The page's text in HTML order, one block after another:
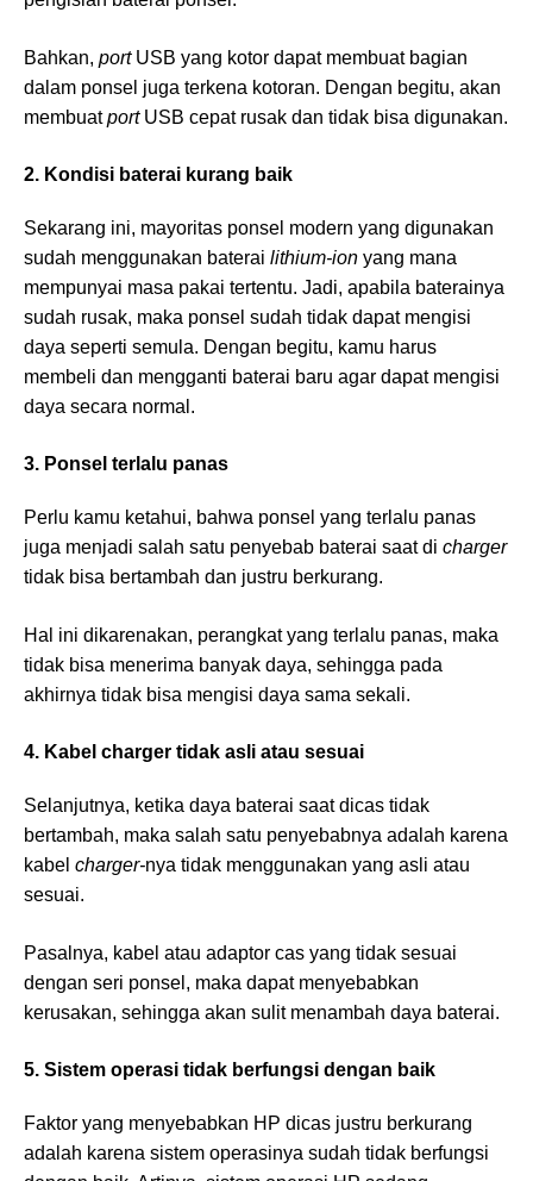
Bahkan, port USB yang kotor dapat membuat bagian
dalam ponsel juga terkena kotoran. Dengan begitu, akan
membuatport USB cepat rusak dan tidak bisa digunakan.
2. Kondisi baterai kurang baik
Sekarang ini, mayoritas ponsel modern yang digunakan
sudah menggunakan baterai lithium-ion yang mana
mempunyai masa pakai tertentu. Jadi, apabila baterainya
sudah rusak, maka ponsel sudah tidak dapat mengisi
daya seperti semula. Dengan begitu, kamu harus
membeli dan mengganti baterai baru agar dapat mengisi
daya secara normal.
3. Ponsel terlalu panas
Perlu kamu ketahui, bahwa ponsel yang terlalu panas
juga menjadi salah satu penyebab baterai saat di charger
tidak bisa bertambah dan justru berkurang.
Hal ini dikarenakan, perangkat yang terlalu panas, maka
tidak bisa menerima banyak daya, sehingga pada
akhirnya tidak bisa mengisi daya sama sekali.
4. Kabel charger tidak asli atau sesuai
Selanjutnya, ketika daya baterai saat dicas tidak
bertambah, maka salah satu penyebabnya adalah karena
kabel charger-nya tidak menggunakan yang asli atau
sesuai.
Pasalnya, kabel atau adaptor cas yang tidak sesuai
dengan seri ponsel, maka dapat menyebabkan
kerusakan, sehingga akan sulit menambah daya baterai.
5. Sistem operasi tidak berfungsi dengan baik
Faktor yang menyebabkan HP dicas justru berkurang
adalah karena sistem operasinya sudah tidak berfungsi